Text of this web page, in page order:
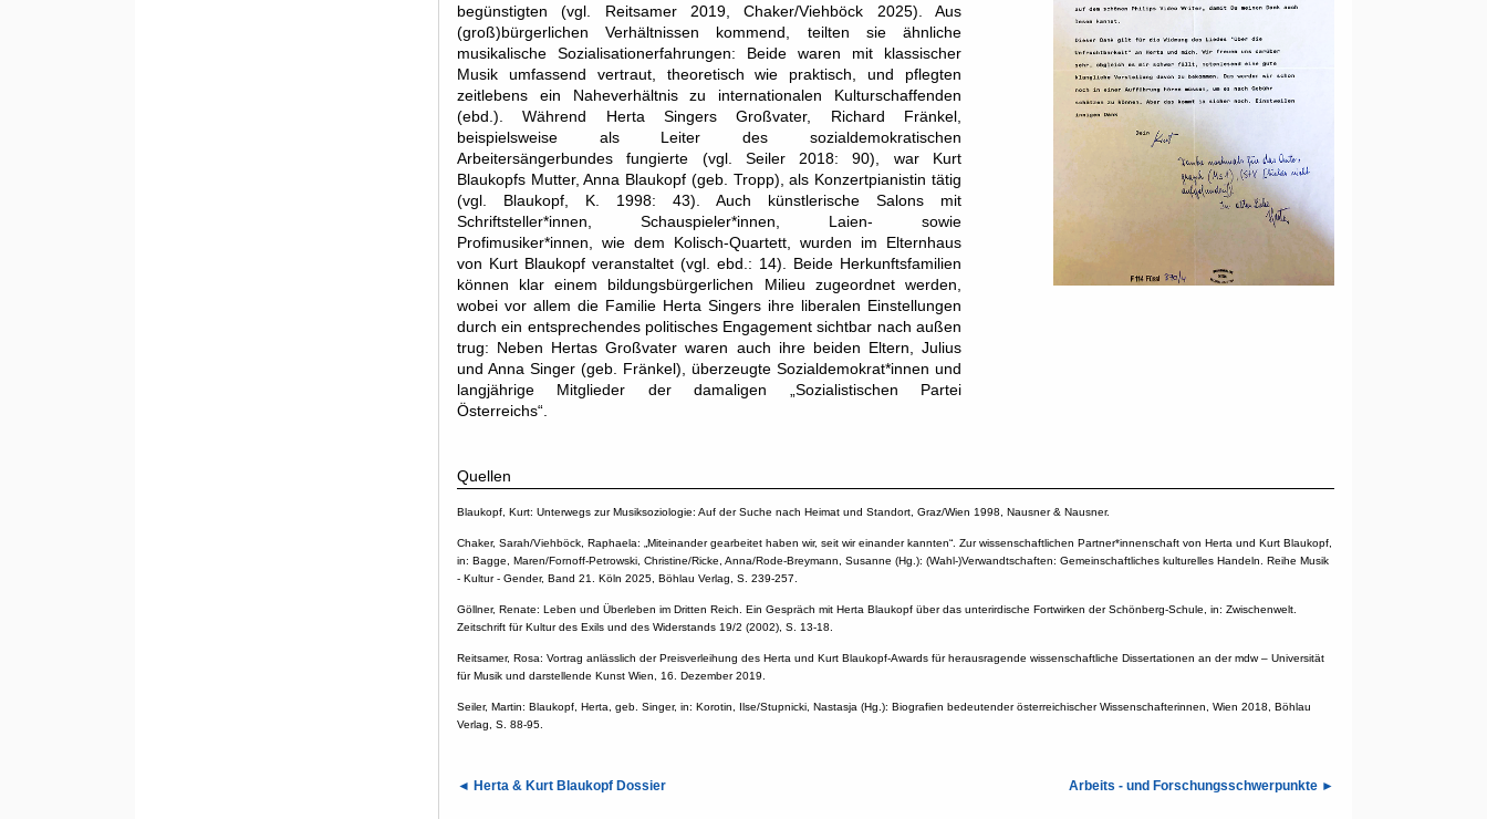
begünstigten (vgl. Reitsamer 2019, Chaker/Viehböck 2025). Aus
(groß)bürgerlichen Verhältnissen kommend, teilten sie ähnliche
musikalische Sozialisationerfahrungen: Beide waren mit klassischer
Musik umfassend vertraut, theoretisch wie praktisch, und pflegten
zeitlebens ein Naheverhältnis zu internationalen Kulturschaffenden
(ebd.). Während Herta Singers Großvater, Richard Fränkel,
beispielsweise als Leiter des sozialdemokratischen
Arbeitersängerbundes fungierte (vgl. Seiler 2018: 90), war Kurt
Blaukopfs Mutter, Anna Blaukopf (geb. Tropp), als Konzertpianistin tätig
(vgl. Blaukopf, K. 1998: 43). Auch künstlerische Salons mit
Schriftsteller*innen, Schauspieler*innen, Laien- sowie
Profimusiker*innen, wie dem Kolisch-Quartett, wurden im Elternhaus
von Kurt Blaukopf veranstaltet (vgl. ebd.: 14). Beide Herkunftsfamilien
können klar einem bildungsbürgerlichen Milieu zugeordnet werden,
wobei vor allem die Familie Herta Singers ihre liberalen Einstellungen
durch ein entsprechendes politisches Engagement sichtbar nach außen
trug: Neben Hertas Großvater waren auch ihre beiden Eltern, Julius
und Anna Singer (geb. Fränkel), überzeugte Sozialdemokrat*innen und
langjährige Mitglieder der damaligen „Sozialistischen Partei
Österreichs“.
Quellen
Blaukopf, Kurt: Unterwegs zur Musiksoziologie: Auf der Suche nach Heimat und Standort, Graz/Wien 1998, Nausner & Nausner.
Chaker, Sarah/Viehböck, Raphaela: „Miteinander gearbeitet haben wir, seit wir einander kannten“. Zur wissenschaftlichen Partner*innenschaft von Herta und Kurt Blaukopf,
in: Bagge, Maren/Fornoff-Petrowski, Christine/Ricke, Anna/Rode-Breymann, Susanne (Hg.): (Wahl-)Verwandtschaften: Gemeinschaftliches kulturelles Handeln. Reihe Musik
- Kultur - Gender, Band 21. Köln 2025, Böhlau Verlag, S. 239-257.
Göllner, Renate: Leben und Überleben im Dritten Reich. Ein Gespräch mit Herta Blaukopf über das unterirdische Fortwirken der Schönberg-Schule, in: Zwischenwelt.
Zeitschrift für Kultur des Exils und des Widerstands 19/2 (2002), S. 13-18.
Reitsamer, Rosa: Vortrag anlässlich der Preisverleihung des Herta und Kurt Blaukopf-Awards für herausragende wissenschaftliche Dissertationen an der mdw – Universität
für Musik und darstellende Kunst Wien, 16. Dezember 2019.
Seiler, Martin: Blaukopf, Herta, geb. Singer, in: Korotin, Ilse/Stupnicki, Nastasja (Hg.): Biografien bedeutender österreichischer Wissenschafterinnen, Wien 2018, Böhlau
Verlag, S. 88-95.
◄ Herta & Kurt Blaukopf Dossier Arbeits - und Forschungsschwerpunkte ►